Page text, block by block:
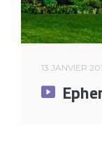
13 JANVIER